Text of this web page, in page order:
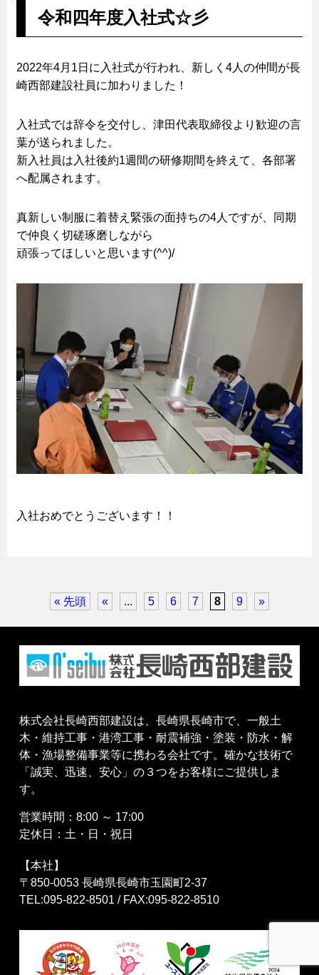
令和四年度入社式☆彡
2022年4月1日に入社式が行われ、新しく4人の仲間が長
崎西部建設社員に加わりました！
入社式では辞令を交付し、津田代表取締役より歓迎の言
葉が送られました。
新入社員は入社後約1週間の研修期間を終えて、各部署
へ配属されます。
真新しい制服に着替え緊張の面持ちの4人ですが、同期
で仲良く切磋琢磨しながら
頑張ってほしいと思います(^^)/
入社おめでとうございます！！
« 先頭 « ... 5 6 7 8 9 »
株式会社長崎西部建設は、長崎県長崎市で、一般土
木・維持工事・港湾工事・耐震補強・塗装・防水・解
体・漁場整備事業等に携わる会社です。確かな技術で
「誠実、迅速、安心」の３つをお客様にご提供しま
す。
営業時間：8:00 ～ 17:00
定休日：土・日・祝日
【本社】
〒850-0053 長崎県長崎市玉園町2-37
TEL:095-822-8501 / FAX:095-822-8510